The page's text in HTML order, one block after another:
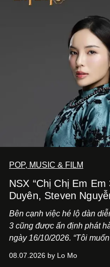
POP, MUSIC & FILM
NSX “Chị Chị Em
Duyên, Steven
Bên cạnh việc hé lộ dàn
3 cũng được ấn định phát
ngày 16/10/2026. “Tôi
Việt Nam”, NSX Will Vũ cho
08.07.2026 by Lo Mo